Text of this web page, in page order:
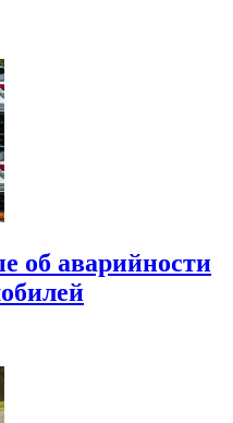
об аварийности